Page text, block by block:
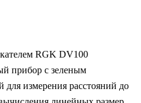
RGK DV100
прибор с зеленым
для измерения расстояний до